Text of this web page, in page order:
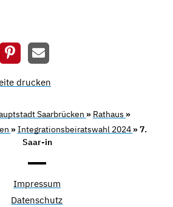
drucken
Saarbrücken » Rathaus »
»Integrationsbeiratswahl 2024 » 7.
Saar-in
Impressum
Datenschutz